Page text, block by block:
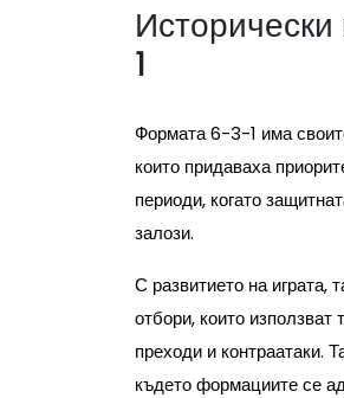
1
Формата 6-3-1 има
които придаваха
периоди, когато
залози.
С развитието на
отбори, които
преходи и контраатаки.
където формациите се